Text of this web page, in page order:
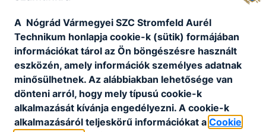
Csatolt fájlok
Salgótarján NFN26-051 szerződés.pdf
Letöltés
Petmentes Iskola
A Nógrád Vármegyei SZC Stromfeld Aurél
Technikum honlapja cookie-k (sütik) formájában
információkat tárol az Ön böngészésre használt
eszközén, amely információk személyes adatnak
minősülhetnek. Az alábbiakban lehetősége van
dönteni arról, hogy mely típusú cookie-k
alkalmazását kívánja engedélyezni. A cookie-k
alkalmazásáról teljeskörű információkat a Cookie